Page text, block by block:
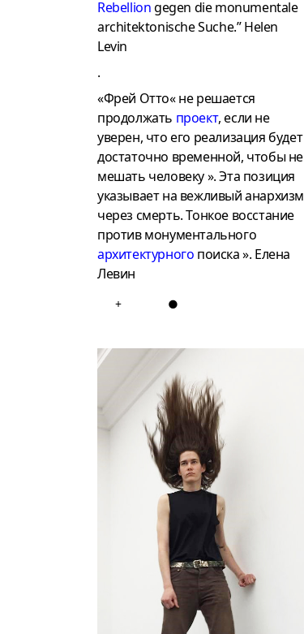
Rebelliongegen die monumentale
architektonische Suche.” Helen
Levin
.
«Фрей Отто« не решается
продолжать проект, если не
уверен, что его реализация будет
достаточно временной, чтобы не
мешать человеку ».Эта позиция
указывает на вежливый анархизм
через смерть.Тонкое восстание
против монументального
архитектурного поиска ». Елена
Левин
+ ●